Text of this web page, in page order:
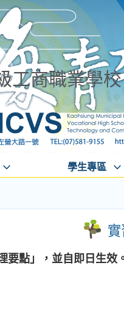
工商職業學校
學生專區
要點」，並自即日生效